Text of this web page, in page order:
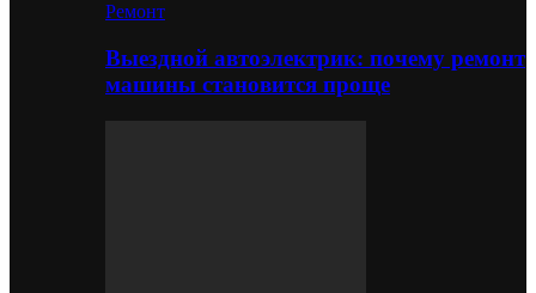
Ремонт
Выездной автоэлектрик: почему ремонт
машины становится проще